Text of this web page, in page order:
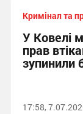
Кримінал та
У Ковелі
прав
зупинили
17:58,